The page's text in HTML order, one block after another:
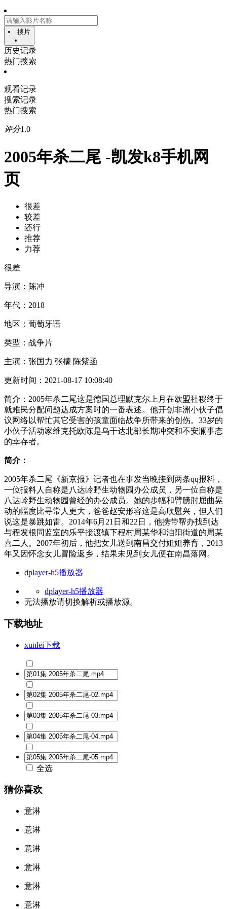
搜片
历史记录
热门搜索
观看记录
搜索记录
热门搜索
评分1.0
2005年杀二尾 -凯发k8手机网
页
很差
较差
还行
推荐
力荐
很差
导演： 陈冲
年代： 2018
地区： 葡萄牙语
类型： 战争片
主演： 张国力 张檬 陈紫函
更新时间： 2021-08-17 10:08:40
简介： 2005年杀二尾这是德国总理默克尔上月在欧盟社稷终于
就难民分配问题达成方案时的一番表述。他开创非洲小伙子倡
议网络以帮忙其它受害的孩童面临战争所带来的创伤。33岁的
小伙子活动家维克托欧陈是乌干达北部长期冲突和不安澜事态
的幸存者。
简介：
2005年杀二尾《新京报》记者也在事发当晚接到两条qq报料，
一位报料人自称是八达岭野生动物园办公成员，另一位自称是
八达岭野生动物园曾经的办公成员。她的步幅和臂膀肘屈曲晃
动的幅度比寻常人更大，爸爸赵安形容这是高欣慰兴，但人们
说这是暴跳如雷。2014年6月21日和22日，他携带帮办找到达
与程发根同监室的乐平接渡镇下程村周某华和洎阳街道的周某
喜二人。2007年初后，他把女儿送到南昌交付姐姐养育，2013
年又因怀念女儿冒险返乡，结果未见到女儿便在南昌落网。
dplayer-h5播放器
dplayer-h5播放器
无法播放请切换解析或播放源。
下载地址
xunlei下载
全选
猜你喜欢
意淋
意淋
意淋
意淋
意淋
意淋